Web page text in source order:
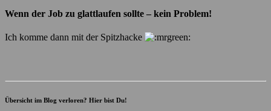
Wenn der Job zu glattlaufen sollte – kein Problem!
Ich komme dann mit der Spitzhacke
Übersicht im Blog verloren? Hier bist Du!